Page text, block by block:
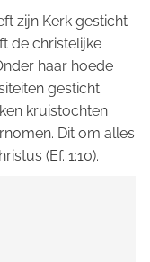
zijn Kerk gesticht
de christelijke
haar hoede
gesticht.
kruistochten
Dit om alles
(Ef. 1:10).